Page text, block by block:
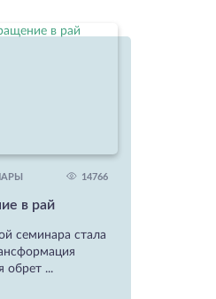
14766
в рай
семинара стала
обрет ...